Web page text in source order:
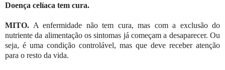
Doença celíaca tem cura.
MITO. A enfermidade não tem cura, mas com a exclusão do
nutriente da alimentação os sintomas já começam a desaparecer. Ou
seja, é uma condição controlável, mas que deve receber atenção
para o resto da vida.